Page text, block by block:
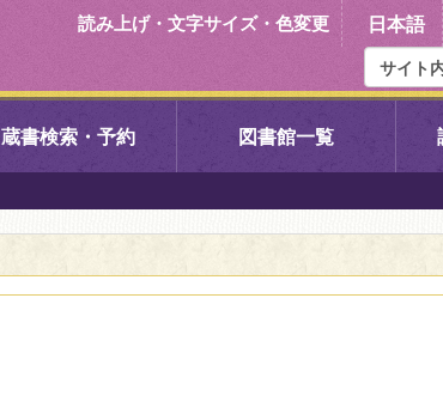
読み上げ・文字サイズ・色変更 日本語
蔵書検索・予約 図書館一覧
右京中央図書館 伏見中央図書
左京図書館 岩倉図書館